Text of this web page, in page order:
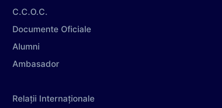
C.C.O.C.
Documente Oficiale
Alumni
Ambasador
Relații Internaționale